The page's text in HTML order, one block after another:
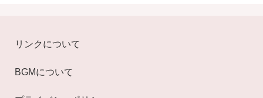
リンクについて
BGMについて